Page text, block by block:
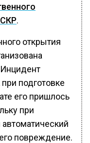
.
открытия
подготовке
его пришлось
при
повреждение.